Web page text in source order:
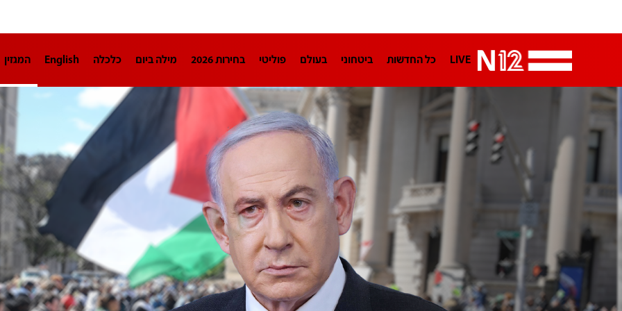
LIVE כל החדשות ביטחוני בעולם פוליטי בחירות 2026 מילה ביום כלכלה English המגזין
LifeStyle בארץ פלילי חינוך צרכנות עיצוב ונדל"ן ספורט
נוסבאום מקליד דרושים חדשות 12 business